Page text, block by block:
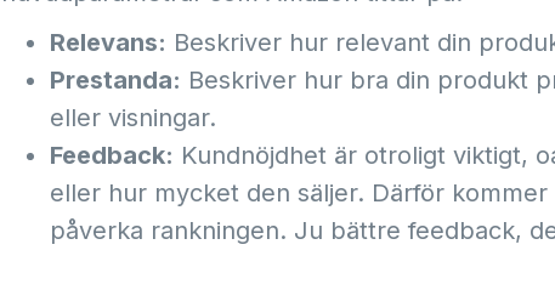
Relevans: Beskriver hur relevant din
Prestanda: Beskriver hur bra din produkt
eller visningar.
Feedback: Kundnöjdhet är otroligt viktigt,
eller hur mycket den säljer. Därför
påverka rankningen. Ju bättre feedback,